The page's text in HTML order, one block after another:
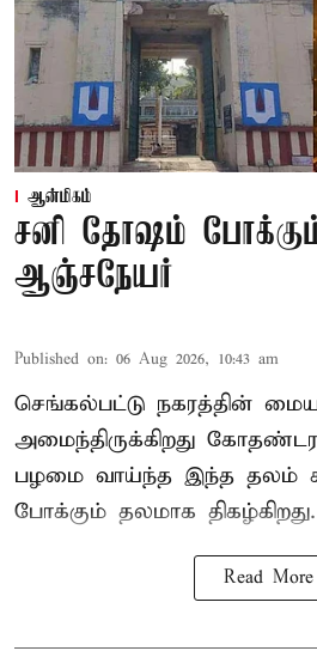
ஆன்மிகம்
சனி தோஷம்
ஆஞ்சநேயர்
Published on: 06 Aug 2026, 10:43 am
செங்கல்பட்டு நகரத்தின்
அமைந்திருக்கிறது
பழமை வாய்ந்த இந்த தலம்
போக்கும் தலமாக திகழ்கிறது.
Read More